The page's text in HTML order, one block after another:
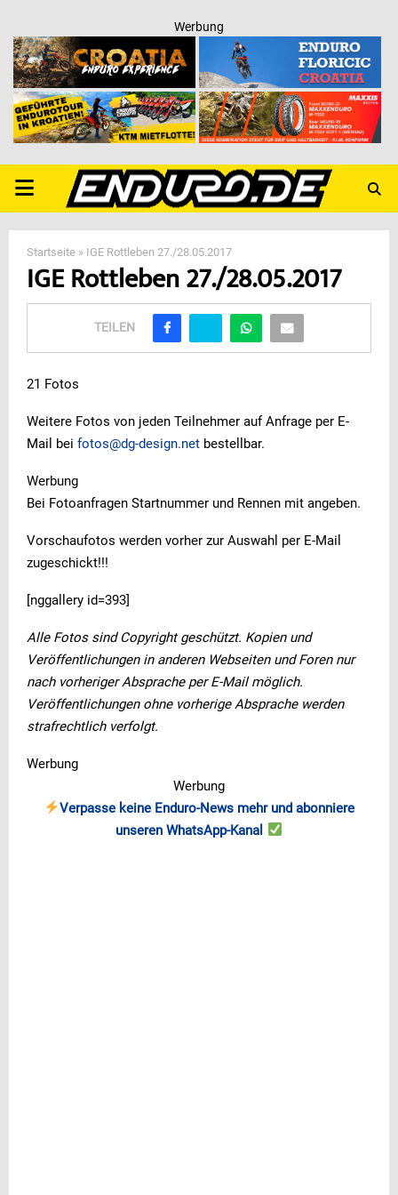
Werbung
PRIMARY
MENU
Startseite » IGE Rottleben 27./28.05.2017
IGE Rottleben 27./28.05.2017
TEILEN
21 Fotos
Weitere Fotos von jeden Teilnehmer auf Anfrage per E-
Mail bei fotos@dg-design.net bestellbar.
Werbung
Bei Fotoanfragen Startnummer und Rennen mit angeben.
Vorschaufotos werden vorher zur Auswahl per E-Mail
zugeschickt!!!
[nggallery id=393]
Alle Fotos sind Copyright geschützt. Kopien und
Veröffentlichungen in anderen Webseiten und Foren nur
nach vorheriger Absprache per E-Mail möglich.
Veröffentlichungen ohne vorherige Absprache werden
strafrechtlich verfolgt.
Werbung
Werbung
Verpasse keine Enduro-News mehr und abonniere
unseren WhatsApp-Kanal